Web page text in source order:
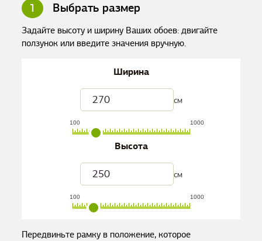
1 Выбрать размер
Задайте высоту и ширину Ваших обоев: двигайте
ползунок или введите значения вручную.
Ширина
см
100 1000
Высота
см
100 1000
Передвиньте рамку в положение, которое